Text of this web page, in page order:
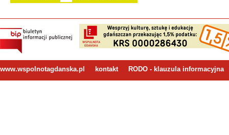
www.wspolnotagdanska.pl kontakt RODO - klauzula informacyjna